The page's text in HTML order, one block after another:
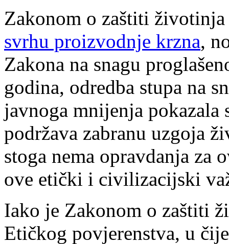
Zakonom o zaštiti
svrhu proizvodnje krzna,
Zakona na snagu
godina, odredba stupa na
javnoga mnijenja pokazala
podržava zabranu uzgoja
stoga nema opravdanja za
ove etički i civilizacijski
Iako je Zakonom o zaštiti
Etičkog povjerenstva, u